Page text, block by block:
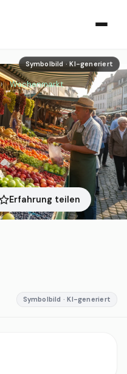
Symbolbild · KI-generiert
› Wochenmarkt
Erfahrung teilen
Symbolbild · KI-generiert